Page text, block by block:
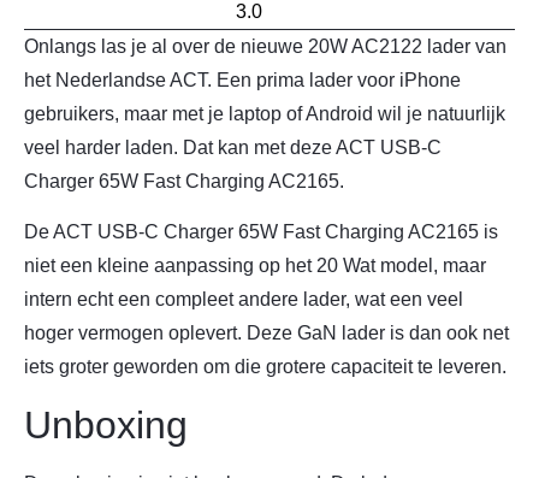
3.0
Onlangs las je al over de nieuwe 20W AC2122 lader van
het Nederlandse ACT. Een prima lader voor iPhone
gebruikers, maar met je laptop of Android wil je natuurlijk
veel harder laden. Dat kan met deze ACT USB-C
Charger 65W Fast Charging AC2165.
De ACT USB-C Charger 65W Fast Charging AC2165 is
niet een kleine aanpassing op het 20 Wat model, maar
intern echt een compleet andere lader, wat een veel
hoger vermogen oplevert. Deze GaN lader is dan ook net
iets groter geworden om die grotere capaciteit te leveren.
Unboxing